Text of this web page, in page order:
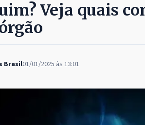
Veja quais
Brasil01/01/2025 às 13:01